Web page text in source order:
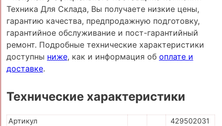
Техника Для Склада, Вы получаете низкие цены,
гарантию качества, предпродажную подготовку,
гарантийное обслуживание и пост-гарантийный
ремонт. Подробные технические характеристики
доступны ниже, как и информация об оплате и
доставке.
Технические характеристики
Артикул
429502031